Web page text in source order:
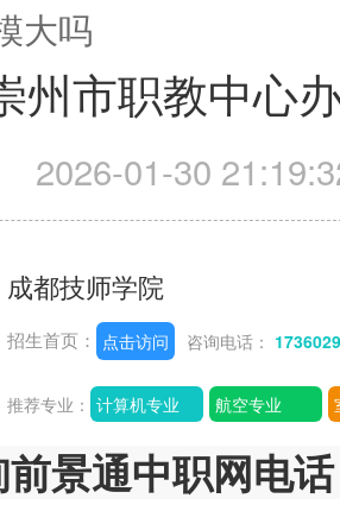
大吗
州市职教中心
2026-01-30
成都技师学院
招生首页： 点击访问 咨询电话：
推荐专业： 计算机专业 航空专业
景通中职网电